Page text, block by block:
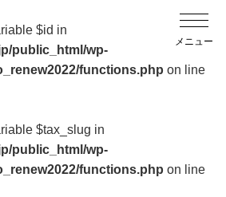
$id in
public_html/wp-
functions.php on line
$tax_slug in
public_html/wp-
functions.php on line